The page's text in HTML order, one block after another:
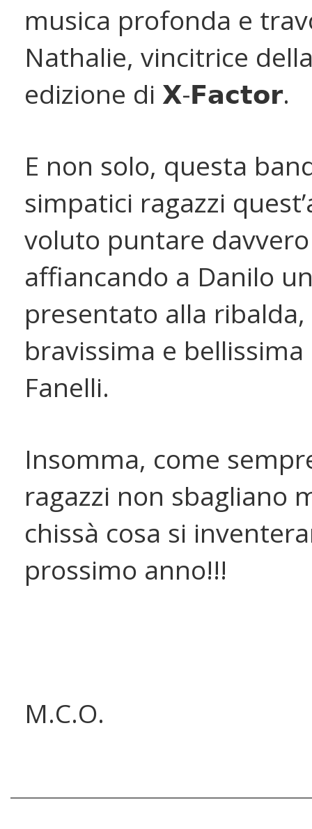
musica profonda e
Nathalie, vincitrice
edizione di 𝗫-𝗙𝗮𝗰𝘁𝗼𝗿.
E non solo, questa
simpatici ragazzi
voluto puntare
affiancando a Danilo
presentato alla ribalda,
bravissima e bellissima
Fanelli.
Insomma, come
ragazzi non sbagliano
chissà cosa si
prossimo anno!!!
M.C.O.